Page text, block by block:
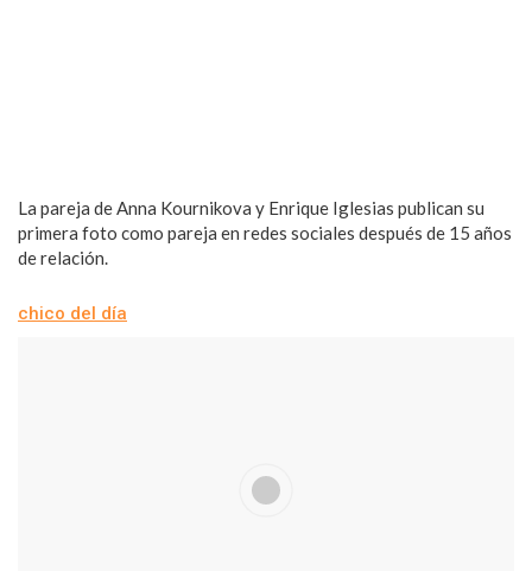
La pareja de Anna Kournikova y Enrique Iglesias publican su
primera foto como pareja en redes sociales después de 15 años
de relación.
chico del día